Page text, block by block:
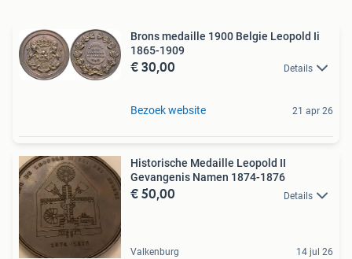
Brons medaille 1900 Belgie Leopold Ii
1865-1909
€ 30,00 Details
Bezoek website 21 apr 26
Historische Medaille Leopold II
Gevangenis Namen 1874-1876
€ 50,00 Details
Valkenburg 14 jul 26